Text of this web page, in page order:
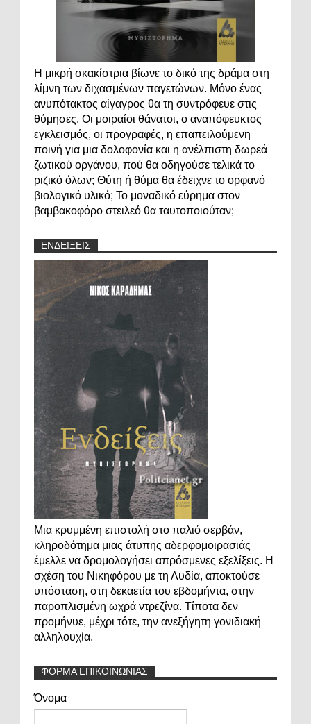
Η μικρή σκακίστρια βίωνε το δικό της δράμα στη
λίμνη των διχασμένων παγετώνων. Μόνο ένας
ανυπότακτος αίγαγρος θα τη συντρόφευε στις
θύμησες. Οι μοιραίοι θάνατοι, ο αναπόφευκτος
εγκλεισμός, οι προγραφές, η επαπειλούμενη
ποινή για μια δολοφονία και η ανέλπιστη δωρεά
ζωτικού οργάνου, πού θα οδηγούσε τελικά το
ριζικό όλων; Θύτη ή θύμα θα έδειχνε το ορφανό
βιολογικό υλικό; Το μοναδικό εύρημα στον
βαμβακοφόρο στειλεό θα ταυτοποιούταν;
ΕΝΔΕΙΞΕΙΣ
Μια κρυμμένη επιστολή στο παλιό σερβάν,
κληροδότημα μιας άτυπης αδερφομοιρασιάς
έμελλε να δρομολογήσει απρόσμενες εξελίξεις. Η
σχέση του Νικηφόρου με τη Λυδία, αποκτούσε
υπόσταση, στη δεκαετία του εβδομήντα, στην
παροπλισμένη ωχρά ντρεζίνα. Τίποτα δεν
προμήνυε, μέχρι τότε, την ανεξήγητη γονιδιακή
αλληλουχία.
ΦΟΡΜΑ ΕΠΙΚΟΙΝΩΝΙΑΣ
Όνομα